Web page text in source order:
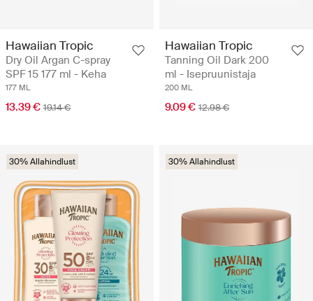
Hawaiian Tropic
Dry Oil Argan C-spray
SPF 15 177 ml - Keha
177 ML
13.39 € 19.14 €
Hawaiian Tropic
Tanning Oil Dark 200
ml - Isepruunistaja
200 ML
9.09 € 12.98 €
30% Allahindlust 30% Allahindlust